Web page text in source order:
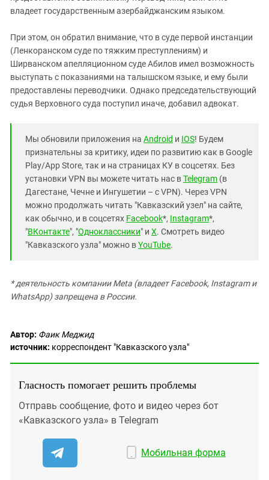
владеет государственным азербайджанским языком.
При этом, он обратил внимание, что в суде первой инстанции
(Ленкоранском суде по тяжким преступлениям) и
Ширванском апелляционном суде Абилов имел возможность
выступать с показаниями на талышском языке, и ему были
предоставлены переводчики. Однако председательствующий
судья Верховного суда поступил иначе, добавил адвокат.
Мы обновили приложения на Android и IOS! Будем
признательны за критику, идеи по развитию как в Google
Play/App Store, так и на страницах КУ в соцсетях. Без
установки VPN вы можете читать нас вTelegram (в
Дагестане, Чечне и Ингушетии – с VPN). Через VPN
можно продолжать читать "Кавказский узел" на сайте,
как обычно, и в соцсетях Facebook*, Instagram*,
"ВКонтакте", "Одноклассники" и X. Смотреть видео
"Кавказского узла" можно вYouTube.
* деятельность компании Meta (владеет Facebook, Instagram и
WhatsApp) запрещена в России.
Автор: Фаик Меджид
источник: корреспондент "Кавказского узла"
Гласность помогает решить проблемы
Отправь сообщение, фото и видео через бот
«Кавказского узла» в Telegram
Мобильная форма